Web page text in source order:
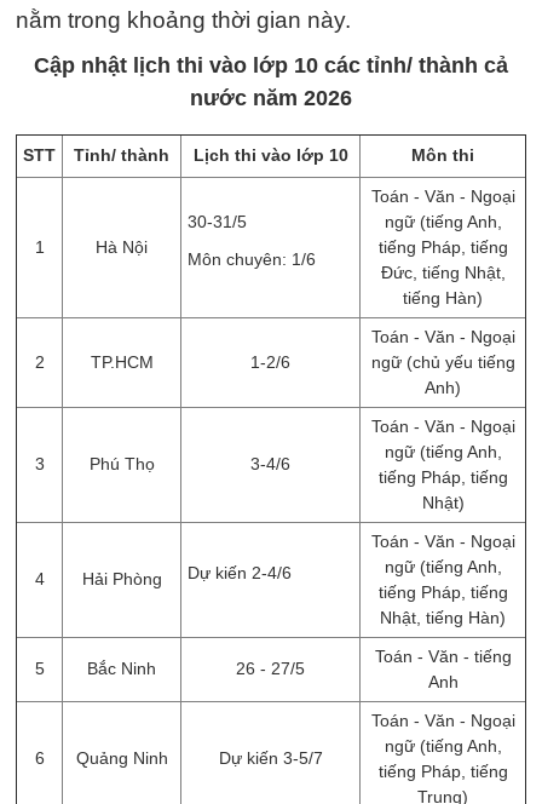
nằm trong khoảng thời gian này.
Cập nhật lịch thi vào lớp 10 các tỉnh/ thành cả
nước năm 2026
STT Tỉnh/ thành Lịch thi vào lớp 10 Môn thi
1 Hà Nội
30-31/5
Môn chuyên: 1/6
Toán - Văn - Ngoại
ngữ (tiếng Anh,
tiếng Pháp, tiếng
Đức, tiếng Nhật,
tiếng Hàn)
2 TP.HCM 1-2/6
Toán - Văn - Ngoại
ngữ (chủ yếu tiếng
Anh)
3 Phú Thọ 3-4/6
Toán - Văn - Ngoại
ngữ (tiếng Anh,
tiếng Pháp, tiếng
Nhật)
4 Hải Phòng Dự kiến 2-4/6
Toán - Văn - Ngoại
ngữ (tiếng Anh,
tiếng Pháp, tiếng
Nhật, tiếng Hàn)
5 Bắc Ninh 26 - 27/5
Toán - Văn - tiếng
Anh
6 Quảng Ninh Dự kiến 3-5/7
Toán - Văn - Ngoại
ngữ (tiếng Anh,
tiếng Pháp, tiếng
Trung)